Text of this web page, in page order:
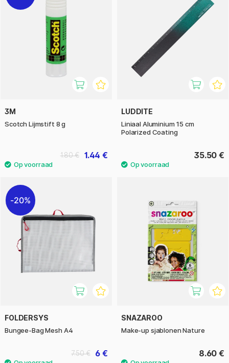
3M
Scotch Lijmstift 8 g
1.44 €
1.80 €
LUDDITE
Liniaal Aluminium 15 cm
Polarized Coating
35.50 €
20%
FOLDERSYS
Bungee-Bag Mesh A4
6 €
7.50 €
SNAZAROO
Make-up sjablonen Nature
8.60 €